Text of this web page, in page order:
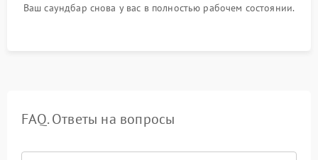
Ваш саундбар снова у вас в полностью рабочем состоянии.
FAQ. Ответы на вопросы